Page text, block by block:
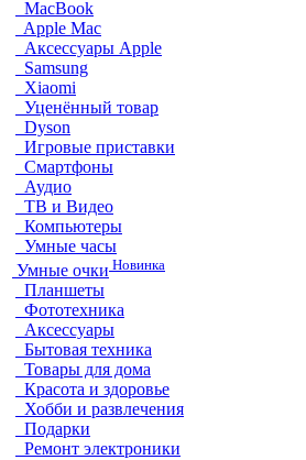
MacBook
Apple Mac
Аксессуары Apple
Samsung
Xiaomi
Уценённый товар
Dyson
Игровые приставки
Смартфоны
Аудио
ТВ и Видео
Компьютеры
Умные часы
Умные очки Новинка
Планшеты
Фототехника
Аксессуары
Бытовая техника
Товары для дома
Красота и здоровье
Хобби и развлечения
Подарки
Ремонт электроники